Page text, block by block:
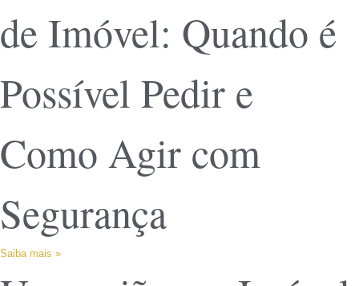
de Imóvel: Quando é
Possível Pedir e
Como Agir com
Segurança
Saiba mais »